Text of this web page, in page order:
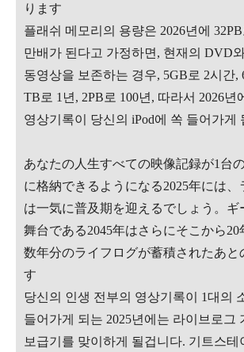
ります
플래쉬 메모리의 용량은 2026년에
만배가 된다고 가정하면, 현재의 DVD
동영상을 보존하는 경우, 5GB로 2시간,
TB로 1년, 2PB로 100년, 따라서 2026년
영상기록이 당신의 iPod에 쏙 들어가게
あなたの人生すべての映像記録が1台
に格納できるようになる2025年には
は一気に普及期を迎えるでしょう。ギ
舞台である2045年はさらにそこから
数年分のライフログが蓄積されたあと
す
당신의 인생 전부의 영상기록이 1대의
들어가게 되는 2025년에는 라이브로그
보급기를 맞이하게 될겁니다. 기트스테